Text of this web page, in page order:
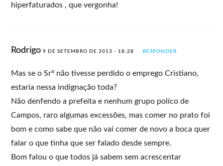
hiperfaturados , que vergonha!
Rodrigo9 DE SETEMBRO DE 2013 - 18:28 RESPONDER
Mas se o Srº não tivesse perdido o emprego Cristiano,
estaria nessa indignação toda?
Não denfendo a prefeita e nenhum grupo políco de
Campos, raro algumas excessões, mas comer no prato foi
bom e como sabe que não vai comer de novo a boca quer
falar o que tinha que ser falado desde sempre.
Bom falou o que todos já sabem sem acrescentar